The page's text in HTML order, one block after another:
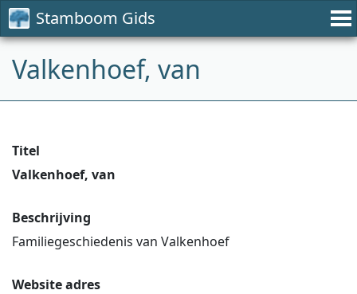
Stamboom Gids
Valkenhoef, van
Titel
Valkenhoef, van
Beschrijving
Familiegeschiedenis van Valkenhoef
Website adres